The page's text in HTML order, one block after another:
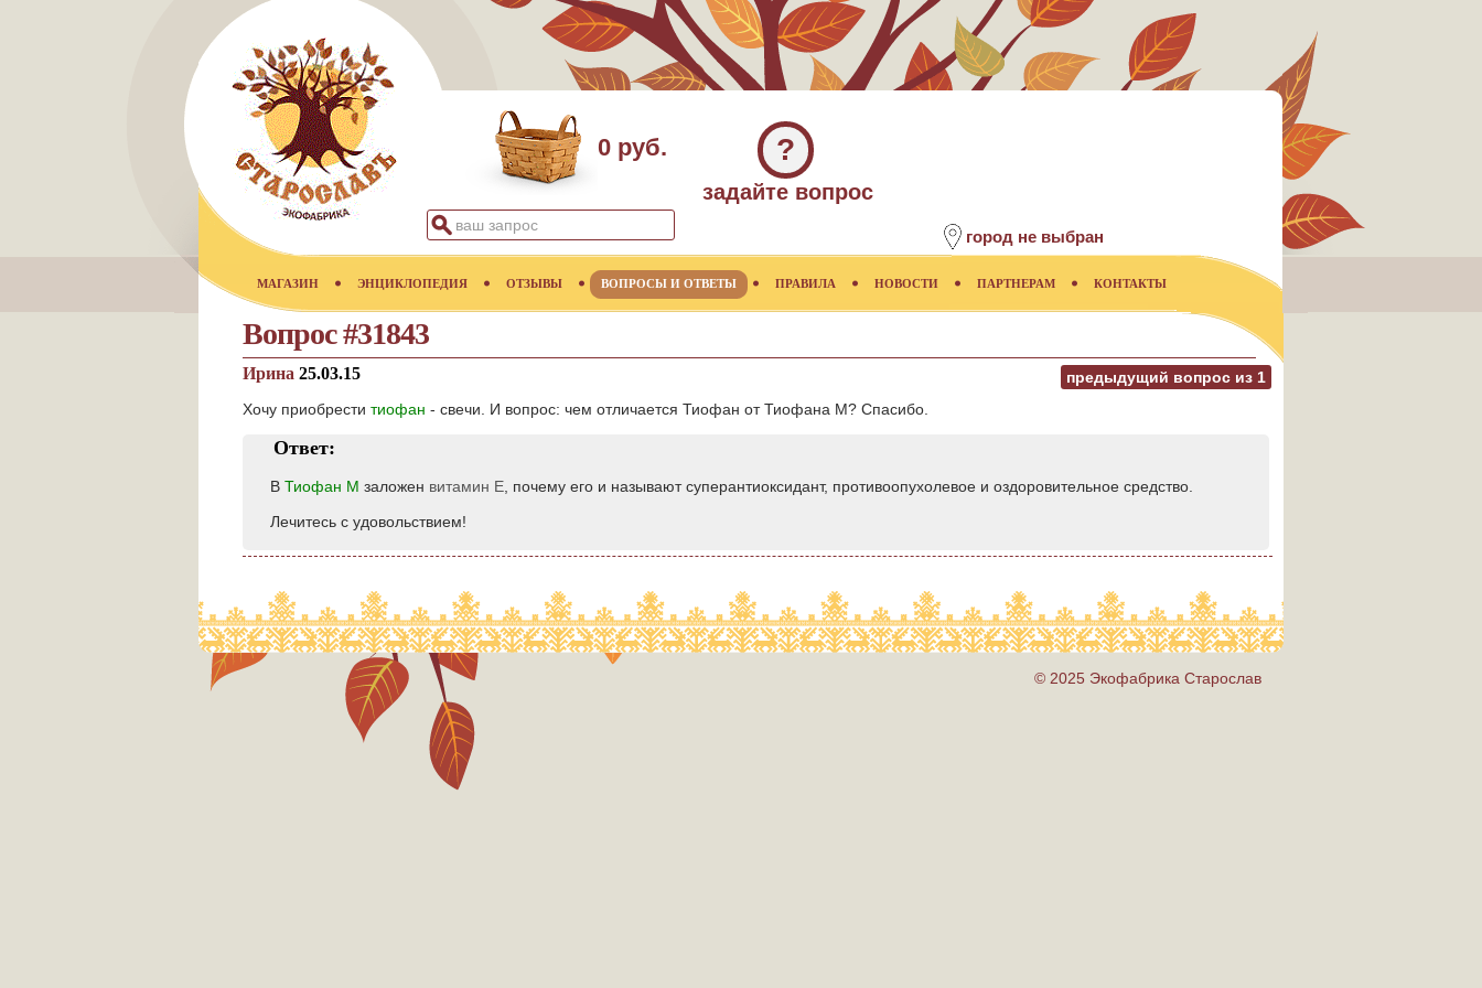
0 руб. ?
задайте вопрос
город не выбран
МАГАЗИН ЭНЦИКЛОПЕДИЯ ОТЗЫВЫ ВОПРОСЫ И ОТВЕТЫ ПРАВИЛА НОВОСТИ ПАРТНЕРАМ КОНТАКТЫ
Вопрос #31843
предыдущий вопрос из 1
Ирина 25.03.15
Хочу приобрести тиофан - свечи. И вопрос: чем отличается Тиофан от Тиофана М? Спасибо.
Ответ:
В Тиофан М заложен витамин Е , почему его и называют суперантиоксидант, противоопухолевое и оздоровительное средство.
Лечитесь с удовольствием!
© 2025 Экофабрика Старослав